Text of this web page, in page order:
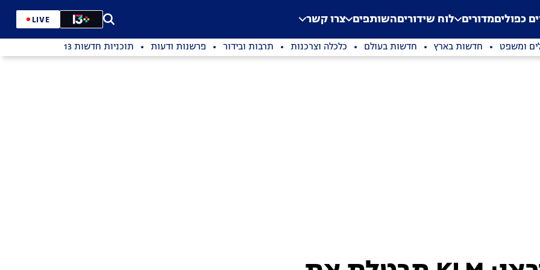
Application error: a
. כפוליםמדורים לוח שידוריםהשותפים צרו קשר LIVE
ומשפט חדשות בארץ חדשות בעולם כלכלה וצרכנות תרבות ובידור פרשנות ודעות תוכניות חדשות 13